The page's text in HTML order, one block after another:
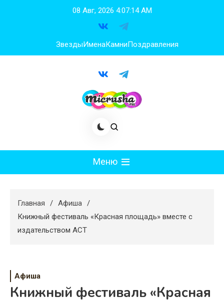
08 Авг, 2026 4:07:16 AM
ЗвездыИменаКамниПоздравления
Меню
Худеем
Психология
Дом
Главная
Афиша
Книжный фестиваль «Красная площадь» вместе с
издательством АСТ
Афиша
Книжный фестиваль «Красная